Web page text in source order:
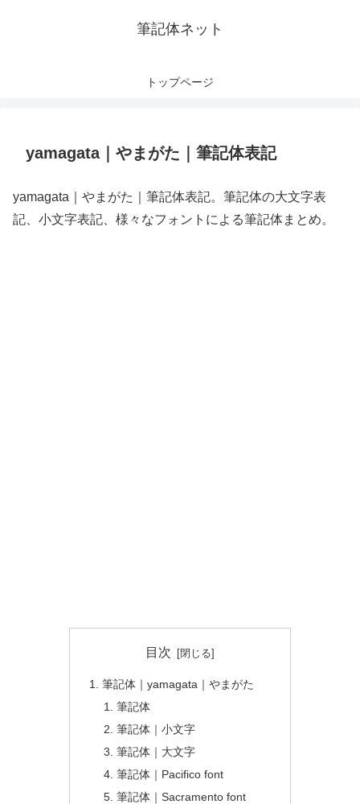
筆記体ネット
トップページ
yamagata｜やまがた｜筆記体表記
yamagata｜やまがた｜筆記体表記。筆記体の大文字表
記、小文字表記、様々なフォントによる筆記体まとめ。
目次
筆記体｜yamagata｜やまがた
筆記体
筆記体｜小文字
筆記体｜大文字
筆記体｜Pacifico font
筆記体｜Sacramento font